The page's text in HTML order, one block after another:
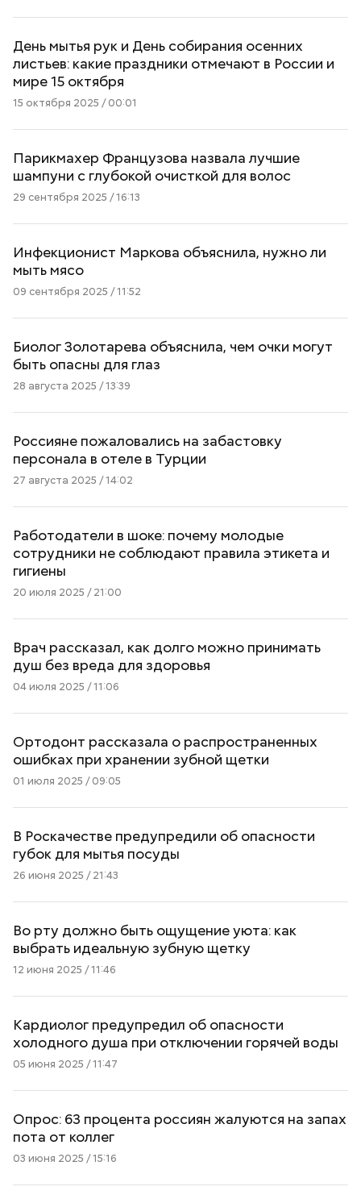
День мытья рук и День собирания осенних
листьев: какие праздники отмечают в России и
мире 15 октября
15 октября 2025 / 00:01
Парикмахер Французова назвала лучшие
шампуни с глубокой очисткой для волос
29 сентября 2025 / 16:13
Инфекционист Маркова объяснила, нужно ли
мыть мясо
09 сентября 2025 / 11:52
Биолог Золотарева объяснила, чем очки могут
быть опасны для глаз
28 августа 2025 / 13:39
Россияне пожаловались на забастовку
персонала в отеле в Турции
27 августа 2025 / 14:02
Работодатели в шоке: почему молодые
сотрудники не соблюдают правила этикета и
гигиены
20 июля 2025 / 21:00
Врач рассказал, как долго можно принимать
душ без вреда для здоровья
04 июля 2025 / 11:06
Ортодонт рассказала о распространенных
ошибках при хранении зубной щетки
01 июля 2025 / 09:05
В Роскачестве предупредили об опасности
губок для мытья посуды
26 июня 2025 / 21:43
Во рту должно быть ощущение уюта: как
выбрать идеальную зубную щетку
12 июня 2025 / 11:46
Кардиолог предупредил об опасности
холодного душа при отключении горячей воды
05 июня 2025 / 11:47
Опрос: 63 процента россиян жалуются на запах
пота от коллег
03 июня 2025 / 15:16